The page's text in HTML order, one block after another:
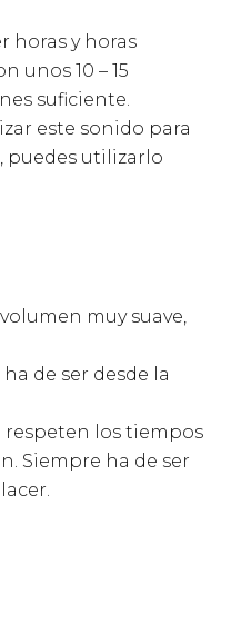
horas y horas
unos 10 – 15
suficiente.
este sonido para
puedes utilizarlo
muy suave,
de ser desde la
respeten los tiempos
Siempre ha de ser